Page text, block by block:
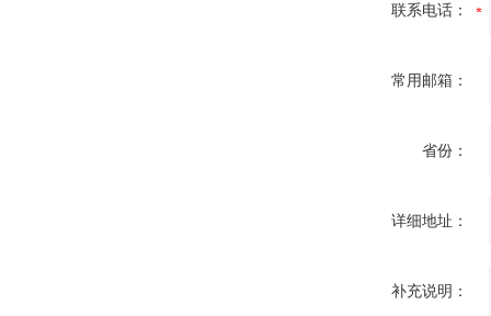
联系电话：
常用邮箱：
省份：
详细地址：
补充说明：